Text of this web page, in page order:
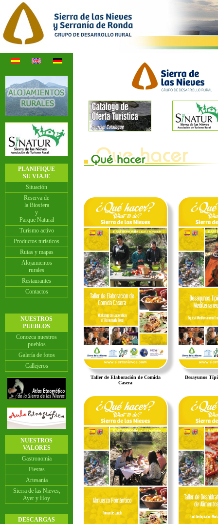
PLANIFIQUE
SU VIAJE
Situación
Reserva de
la Biosfera
y
Parque Natural
Turismo activo
Productos turísticos
Rutas y mapas
Alojamientos
rurales
Restaurantes
Contactos
NUESTROS
PUEBLOS
Conozca nuestros
pueblos
Galería de fotos
Callejeros
NUESTROS
VALORES
Gastronomía
Fiestas
Artesanía
Sierra de las Nieves,
Ayer y Hoy
DESCARGAS
Taller de Elaboración de Comida
Casera
Desayunos